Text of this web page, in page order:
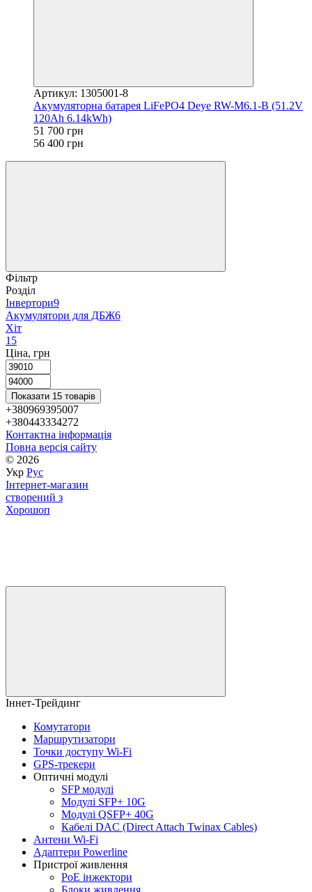
Артикул: 1305001-8
Акумуляторна батарея LiFePO4 Deye RW-M6.1-B (51.2V
120Ah 6.14kWh)
51 700 грн
56 400 грн
Фільтр
Розділ
Інвертори9
Акумулятори для ДБЖ6
Хіт
15
Ціна, грн
Показати 15 товарів
+380969395007
+380443334272
Контактна інформація
Повна версія сайту
© 2026
Укр Рус
Інтернет-магазин
створений з
Хорошоп
Іннет-Трейдинг
Комутатори
Маршрутизатори
Точки доступу Wi-Fi
GPS-трекери
Оптичні модулі
SFP модулі
Модулі SFP+ 10G
Модулі QSFP+ 40G
Кабелі DAC (Direct Attach Twinax Cables)
Антени Wi-Fi
Адаптери Powerline
Пристрої живлення
PoE інжектори
Блоки живлення